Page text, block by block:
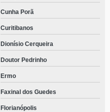
Cunha Porã
Curitibanos
Dionísio Cerqueira
Doutor Pedrinho
Ermo
Faxinal dos Guedes
Florianópolis